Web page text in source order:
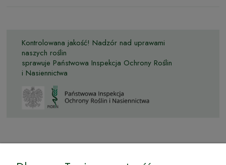
Kontrolowana jakość! Nadzór nad uprawami
naszych roślin
sprawuje Państwowa Inspekcja Ochrony Roślin
i Nasiennictwa